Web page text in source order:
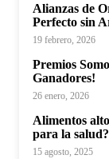
Alianzas de
Perfecto sin
19 febrero, 2026
Premios
Ganadores!
26 enero, 2026
Alimentos
para la salud?
15 agosto, 2025